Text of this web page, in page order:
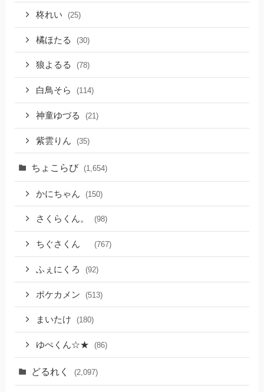
柊れい (25)
橘ほたる (30)
狼よるる (78)
白鳥そら (114)
神童ゆづる (21)
紫雲りん (35)
ちょこらび (1,654)
かにちゃん (150)
さくらくん。 (98)
ちぐさくん (767)
ふぇにくろ (92)
ポケカメン (513)
まいたけ (180)
ゆぺくん☆★ (86)
どるれく (2,097)